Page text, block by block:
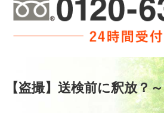
【盗撮】送検前に釈放？～